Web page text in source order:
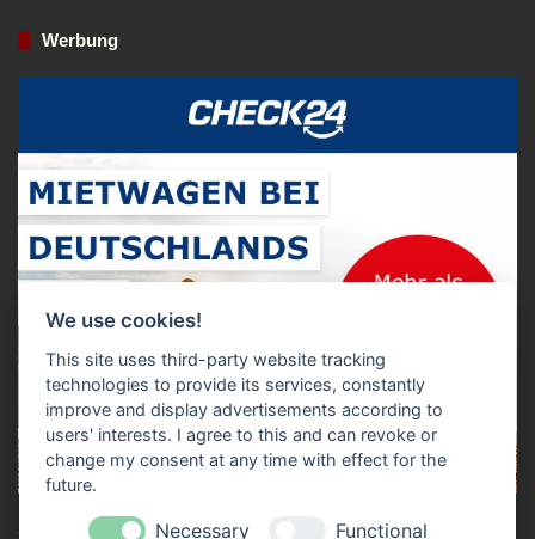
We use cookies!
This site uses third-party website tracking
technologies to provide its services, constantly
improve and display advertisements according to
users' interests. I agree to this and can revoke or
change my consent at any time with effect for the
future.
Necessary Functional
Werbung